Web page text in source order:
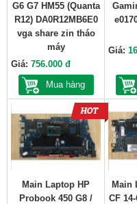
G6 G7 HM55 (Quanta
R12) DA0R12MB6E0
vga share zin tháo
máy
Giá: 756.000 đ
Mua hàng
Giá:
Main Laptop HP
Probook 450 G8 /
Main
CF